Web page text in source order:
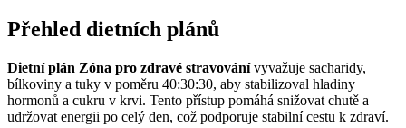
Přehled dietních plánů
Dietní plán Zóna pro zdravé stravovánívyvažuje sacharidy,
bílkoviny a tuky v poměru 40:30:30, aby stabilizoval hladiny
hormonů a cukru v krvi. Tento přístup pomáhá snižovat chutě a
udržovat energii po celý den, což podporuje stabilní cestu k zdraví.